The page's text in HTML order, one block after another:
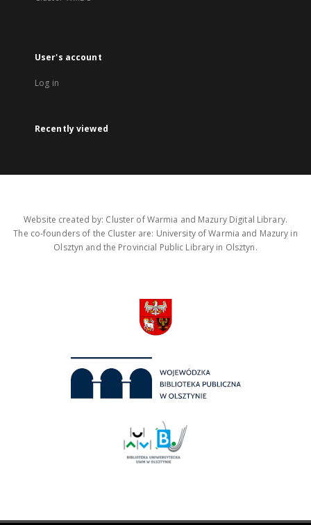
User's account
Log in
Recently viewed
Website created by: Cluster of Warmia and Mazury Digital Library.
The co-founders of the Cluster are: University of Warmia and Mazury in
Olsztyn and the Provincial Public Library in Olsztyn.